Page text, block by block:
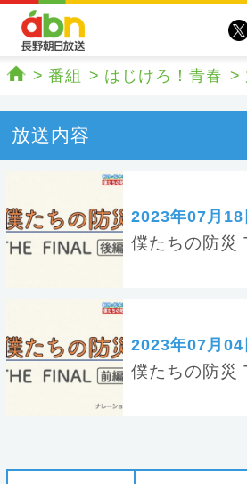
番組 はじけろ！青春
放送内容
2023年07月18
僕たちの防災
2023年07月04
僕たちの防災